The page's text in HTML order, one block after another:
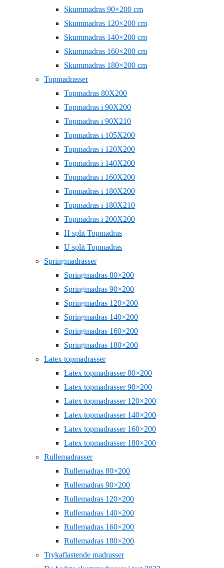
Skummadras 90×200 cm
Skummadras 120×200 cm
Skummadras 140×200 cm
Skummadras 160×200 cm
Skummadras 180×200 cm
Topmadrasser
Topmadras 80X200
Topmadras i 90X200
Topmadras i 90X210
Topmadras i 105X200
Topmadras i 120X200
Topmadras i 140X200
Topmadras i 160X200
Topmadras i 180X200
Topmadras i 180X210
Topmadras i 200X200
H split Topmadras
U split Topmadras
Springmadrasser
Springmadras 80×200
Springmadras 90×200
Springmadras 120×200
Springmadras 140×200
Springmadras 160×200
Springmadras 180×200
Latex topmadrasser
Latex topmadrasser 80×200
Latex topmadrasser 90×200
Latex topmadrasser 120×200
Latex topmadrasser 140×200
Latex topmadrasser 160×200
Latex topmadrasser 180×200
Rullemadrasser
Rullemadras 80×200
Rullemadras 90×200
Rullemadras 120×200
Rullemadras 140×200
Rullemadras 160×200
Rullemadras 180×200
Trykaflastende madrasser